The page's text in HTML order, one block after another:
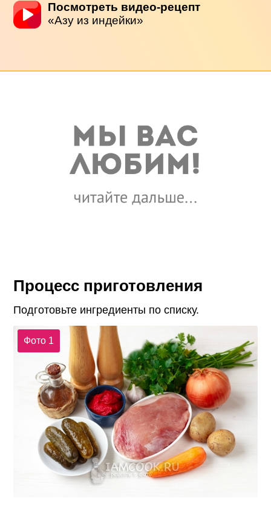
Посмотреть видео-рецепт
«Азу из индейки»
Процесс приготовления
Подготовьте ингредиенты по списку.
Фото 1